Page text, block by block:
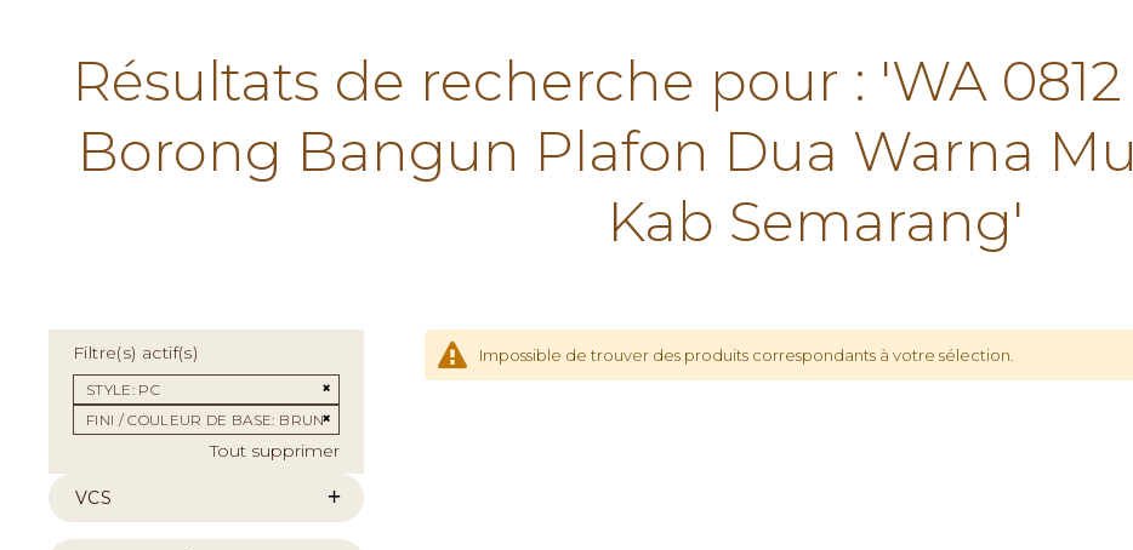
Résultats de recherche pour : 'WA 0812
Borong Bangun Plafon Dua Warna
Kab Semarang'
Impossible de trouver des produits correspondants à votre sélection.
Filtre(s) actif(s)
STYLE PC
Supprimer cet Élément
FINI / COULEUR DE BASE BRUN
Tout supprimer
VCS